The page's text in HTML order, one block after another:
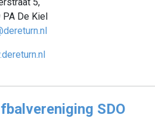
PA De Kiel
SDO